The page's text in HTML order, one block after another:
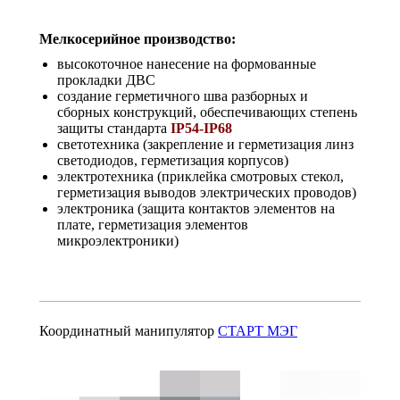
Мелкосерийное производство:
высокоточное нанесение на формованные
прокладки ДВС
создание герметичного шва разборных и
сборных конструкций, обеспечивающих степень
защиты стандарта IP54-IP68
светотехника (закрепление и герметизация линз
светодиодов, герметизация корпусов)
электротехника (приклейка смотровых стекол,
герметизация выводов электрических проводов)
электроника (защита контактов элементов на
плате, герметизация элементов
микроэлектроники)
Координатный манипулятор СТАРТ МЭГ